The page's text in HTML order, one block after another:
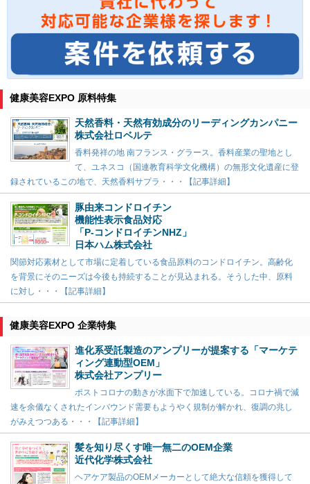
健康美容EXPO 原料特集
天然香料・天然有効成分のリーディングカンパニー
株式会社ロベルテ
香料発祥の地 南フランス・グラース。香料産業の聖地とし
て、ユネスコ（国連教育科学文化機構）の無形文化遺産に登
録されているこの地で、天然香料サプラ・・・【記事詳細】
豚由来コンドロイチン
機能性表示食品対応
「P-コンドロイチンNHZ」
日本ハム株式会社
関節対応素材として市場に定着している食品原料のコンドロイチン。高齢化
を背景にそのニーズは今後も持続することが見込まれる。そうした中、原料
に対し・・・【記事詳細】
健康美容EXPO 企業特集
進化系受託製造のアンプリーが提案する「マーケテ
ィング連動型OEM」
株式会社アンプリー
ポストコロナの動きが水面下で加速している。コロナ禍で減
速を余儀なくされたインバウンド需要もようやく規制が解かれ、復調の兆し
がみえつつある・・・【記事詳細】
髪を知り尽くす唯一無二のOEM企業
近代化学株式会社
ヘアケア製品のOEMメーカーとして絶大な信頼を獲得して